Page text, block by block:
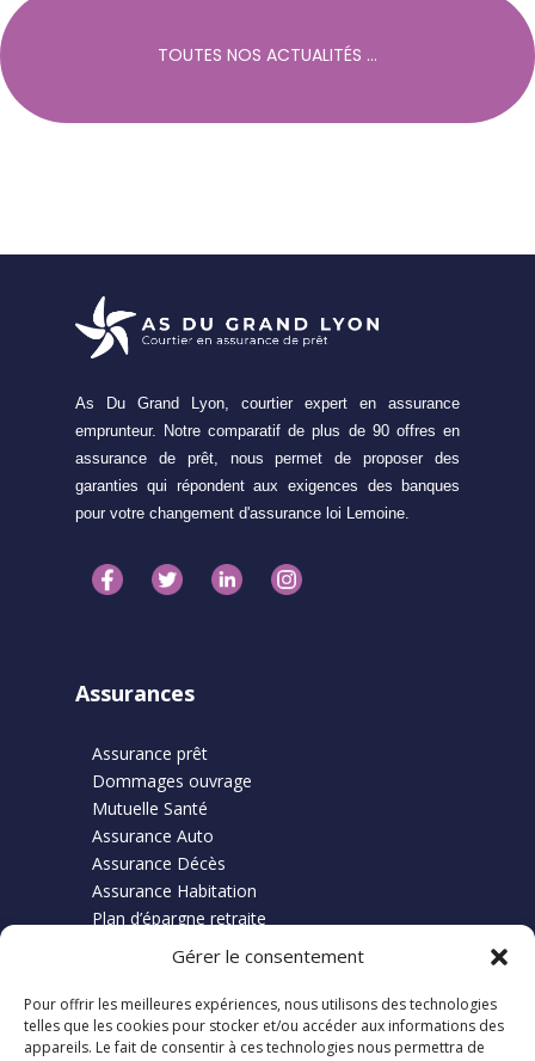
Gérer le consentement
Pour offrir les meilleures expériences, nous utilisons des technologies
telles que les cookies pour stocker et/ou accéder aux informations des
appareils. Le fait de consentir à ces technologies nous permettra de
TOUTES NOS ACTUALITÉS ...
As Du Grand Lyon, courtier expert en assurance
emprunteur. Notre comparatif de plus de 90 offres en
assurance de prêt, nous permet de proposer des
garanties qui répondent aux exigences des banques
pour votre changement d'assurance loi Lemoine.
Assurances
Assurance prêt
Dommages ouvrage
Mutuelle Santé
Assurance Auto
Assurance Décès
Assurance Habitation
Plan d’épargne retraite
Finance